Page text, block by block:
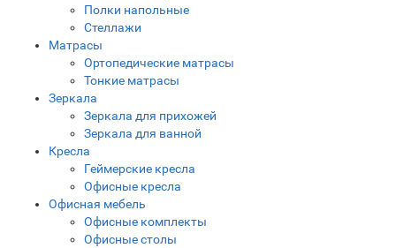
Полки напольные
Стеллажи
Матрасы
Ортопедические матрасы
Тонкие матрасы
Зеркала
Зеркала для прихожей
Зеркала для ванной
Кресла
Геймерские кресла
Офисные кресла
Офисная мебель
Офисные комплекты
Офисные столы